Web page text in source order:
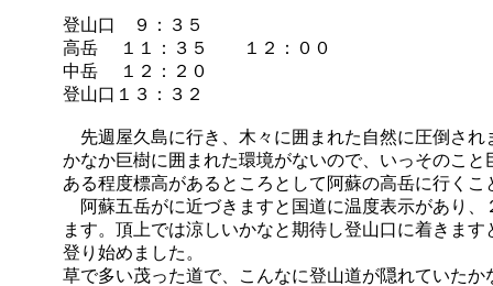
登山口 ９：３５
高岳 １１：３５ １２：００
中岳 １２：２０
登山口１３：３２
先週屋久島に行き、木々に囲まれた自然に圧倒され
かなか巨樹に囲まれた環境がないので、いっそのこと
ある程度標高があるところとして阿蘇の高岳に行くこ
阿蘇五岳がに近づきますと国道に温度表示があり、
ます。頂上では涼しいかなと期待し登山口に着きます
登り始めました。
草で多い茂った道で、こんなに登山道が隠れていたか